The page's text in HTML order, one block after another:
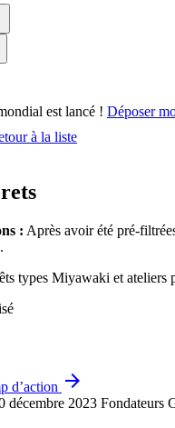
est lancé ! Déposer
à la liste
: Après avoir été pré-
types Miyawaki et ateliers
d’action arrow_forward
décembre 2023 Fondateurs